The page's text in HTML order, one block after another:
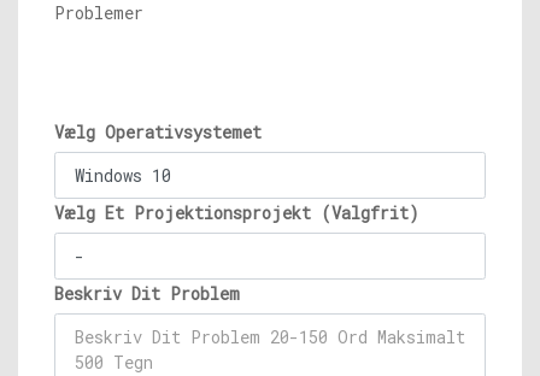
Problemer
Vælg Operativsystemet
Vælg Et Projektionsprojekt (Valgfrit)
Beskriv Dit Problem